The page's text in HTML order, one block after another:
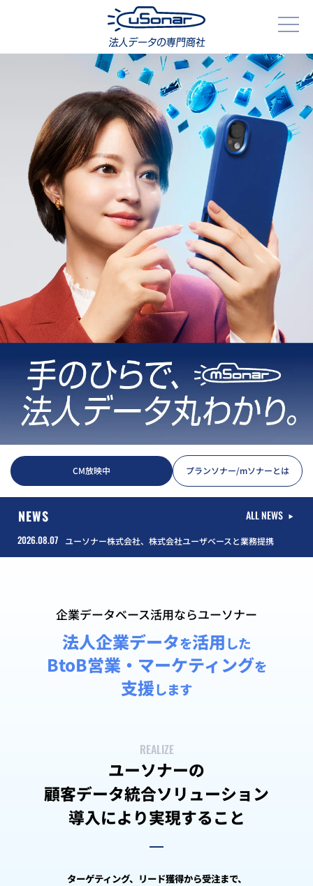
CM放映中 プランソナー/mソナーとは
NEWS
2026.08.07 ユーソナー株式会社、株式会社ユーザベースと業務提携
ALL NEWS
企業データベース活用ならユーソナー
法人企業データを活用した
BtoB営業・マーケティングを
支援します
REALIZE
ユーソナーの
顧客データ統合ソリューション
導入により実現すること
ターゲティング、リード獲得から受注まで、